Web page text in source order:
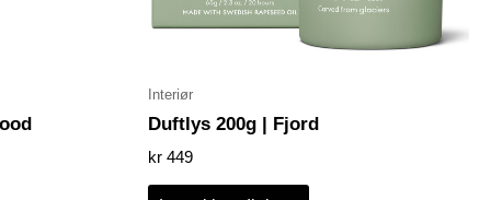
Interiør
Duftlys 200g | Fjord
kr 449